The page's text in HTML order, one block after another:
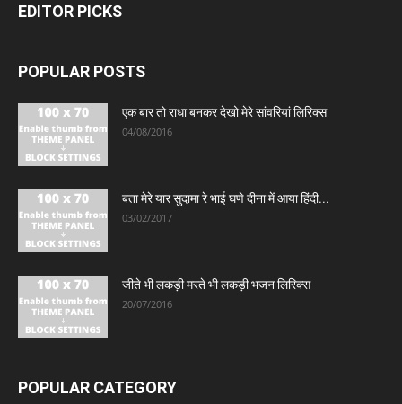
EDITOR PICKS
POPULAR POSTS
एक बार तो राधा बनकर देखो मेरे सांवरियां लिरिक्स
04/08/2016
बता मेरे यार सुदामा रे भाई घणे दीना में आया हिंदी...
03/02/2017
जीते भी लकड़ी मरते भी लकड़ी भजन लिरिक्स
20/07/2016
POPULAR CATEGORY